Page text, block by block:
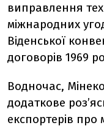
виправлення
міжнародних
Віденської
договорів 1969
Водночас,
додаткове
експортерів про